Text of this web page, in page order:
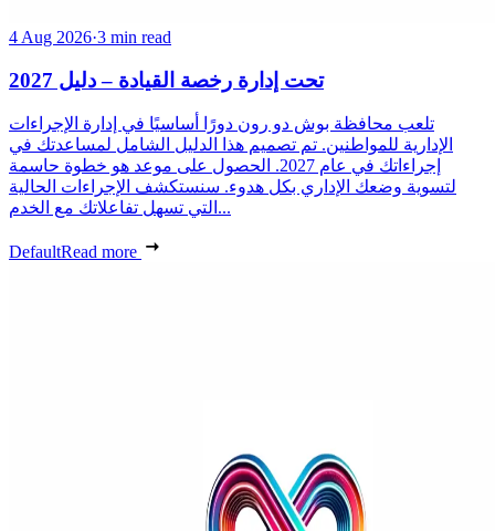
4 Aug 2026·3 min read
تحت إدارة رخصة القيادة – دليل 2027
تلعب محافظة بوش دو رون دورًا أساسيًا في إدارة الإجراءات
الإدارية للمواطنين. تم تصميم هذا الدليل الشامل لمساعدتك في
إجراءاتك في عام 2027. الحصول على موعد هو خطوة حاسمة
لتسوية وضعك الإداري بكل هدوء. سنستكشف الإجراءات الحالية
التي تسهل تفاعلاتك مع الخدم...
DefaultRead more